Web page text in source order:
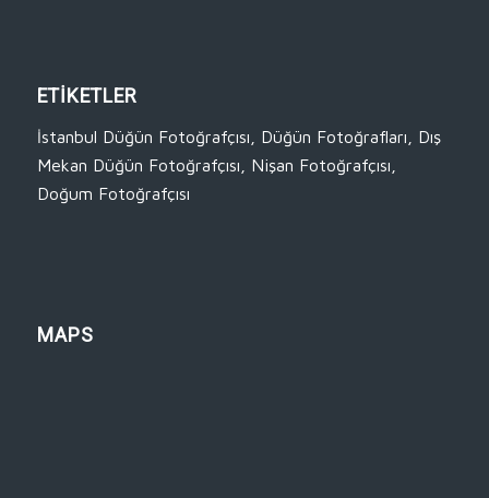
ETİKETLER
İstanbul Düğün Fotoğrafçısı Düğün Fotoğrafları
Dış
Mekan Düğün Fotoğrafçısı
Nişan Fotoğrafçısı
Doğum Fotoğrafçısı
MAPS